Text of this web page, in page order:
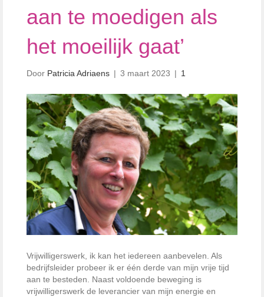
aan te moedigen als
het moeilijk gaat’
Door Patricia Adriaens | 3 maart 2023 | 1
Vrijwilligerswerk, ik kan het iedereen aanbevelen. Als
bedrijfsleider probeer ik er één derde van mijn vrije tijd
aan te besteden. Naast voldoende beweging is
vrijwilligerswerk de leverancier van mijn energie en